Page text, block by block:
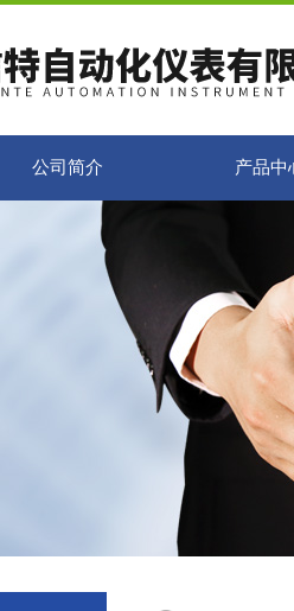
公司简介 产品中